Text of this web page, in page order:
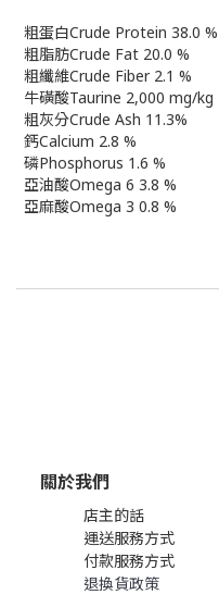
粗蛋白Crude Protein 38.0 %
粗脂肪Crude Fat 20.0 %
粗纖維Crude Fiber 2.1 %
牛磺酸Taurine 2,000 mg/kg
粗灰分Crude Ash 11.3%
鈣Calcium 2.8 %
磷Phosphorus 1.6 %
亞油酸Omega 6 3.8 %
亞麻酸Omega 3 0.8 %
關於我們
店主的話
運送服務方式
付款服務方式
退換貨政策